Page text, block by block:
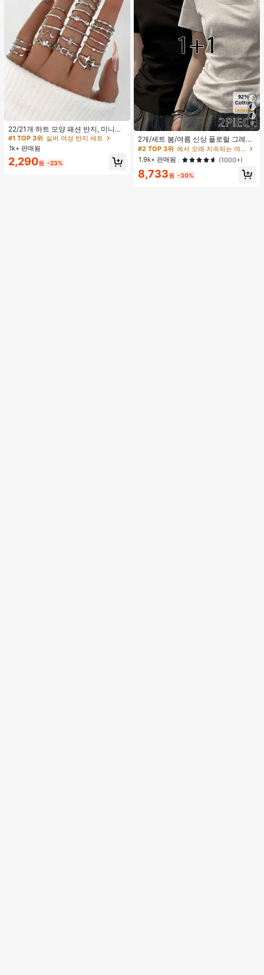
22/21개 하트 모양 패션 반지, 미니멀
리스트 크리스탈 임베디드 보헤미안
기하학 반지 세트, 발렌타인데이, 어머
니날 선물
#1 TOP 3위
실버 여성 반지 세트
거의 매진!
#1 TOP 3위 실버 여성 반지 세트
거의 매진!
#1 TOP 3위 실버 여성 반지 세트
거의 매진!
#1 TOP 3위
실버 여성 반지 세트
1k+ 판매됨
2,290원 -23%
9
2개/세트 봄/여름 신상 플로럴 그레이
+ 블랙 반팔 티셔츠, 여성 슬림핏 솔리
드 컬러 언더셔츠 캐주얼
#2 TOP 3위
에서 오래 지속되는 여성 상의, 블라우스 & 티
높은 재방문 고객
50+ 명 "좋은 원단 소재"
#2 TOP 3위
에서 오래 지속되는 여성 상의, 블라우스 & 티
높은 재방문 고객
50+ 명 "좋은 원단 소재"
#2 TOP 3위
에서 오래 지속되는 여성 상의, 블라우스 & 티
높은 재방문 고객
50+ 명 "좋은 원단 소재"
#2 TOP 3위
에서 오래 지속되는 여성 상의, 블라우스 & 티
높은 재방문 고객
1.9k+ 판매됨 (1000+)
8,733원 -30%